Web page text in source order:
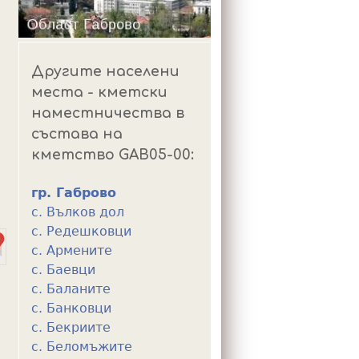
Другите населени
места - кметски
наместничества в
състава на
кметство GAB05-00:
гр. Габрово
с. Вълков дол
с. Редешковци
с. Армените
с. Баевци
с. Баланите
с. Банковци
с. Бекриите
с. Беломъжите